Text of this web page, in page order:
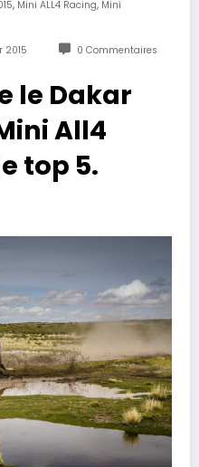
, Mini ALL4 Racing, Mini
2015 0 Commentaires
le Dakar
All4
top 5.